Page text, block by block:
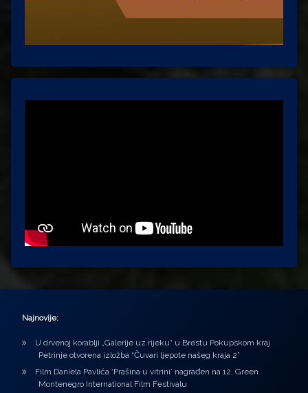
Najnovije:
U drvenoj korablji „Galerije uz rijeku“ u Brestu Pokupskom kraj
Petrinje otvorena izložba “Čuvari ljepote našeg kraja 2”
Film Daniela Pavlića ‘Prašina u vitrini’ nagrađen na 12. Green
Montenegro International Film Festivalu